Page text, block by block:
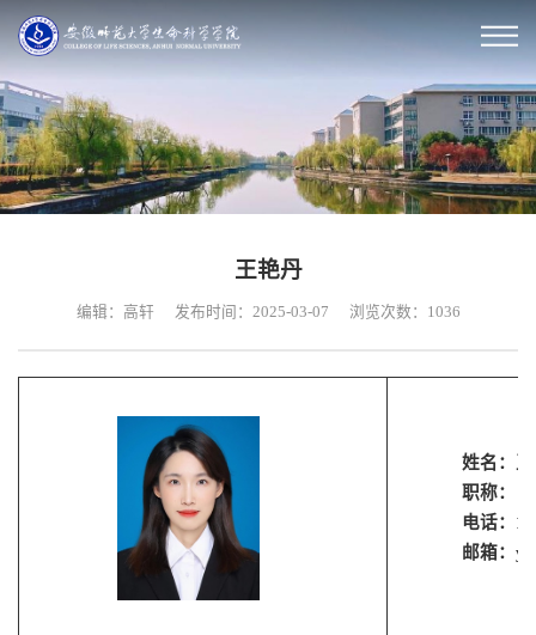
王艳丹
编辑：高轩 发布时间：2025-03-07 浏览次数： 1036
姓名：
职称：
电话： 1
邮箱：